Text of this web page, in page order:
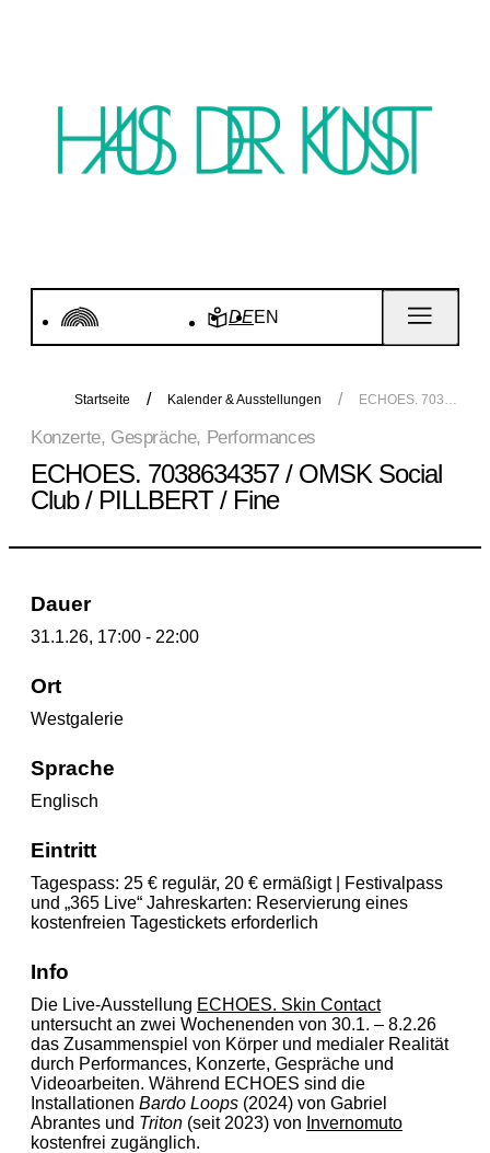
DEEN
Startseite Kalender & Ausstellungen ECHOES. 7038634357 / OMSK Social Club / PILLBERT / Fine
Konzerte, Gespräche, Performances
ECHOES. 7038634357 / OMSK Social
Club / PILLBERT / Fine
Dauer
31.1.26, 17:00 - 22:00
Ort
Westgalerie
Sprache
Englisch
Eintritt
Tagespass: 25 € regulär, 20 € ermäßigt | Festivalpass
und „365 Live“ Jahreskarten: Reservierung eines
kostenfreien Tagestickets erforderlich
Info
Die Live-Ausstellung ECHOES. Skin Contact
untersucht an zwei Wochenenden von 30.1. – 8.2.26
das Zusammenspiel von Körper und medialer Realität
durch Performances, Konzerte, Gespräche und
Videoarbeiten. Während ECHOES sind die
Installationen Bardo Loops (2024) von Gabriel
Abrantes und Triton (seit 2023) von Invernomuto
kostenfrei zugänglich.